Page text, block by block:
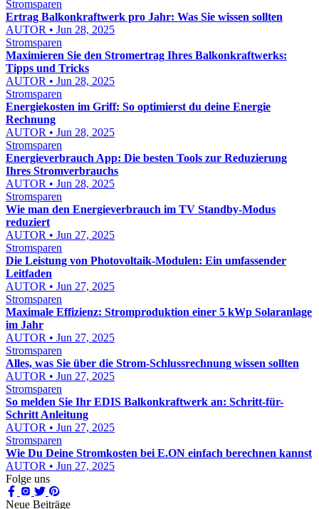
Stromsparen
Ertrag Balkonkraftwerk pro Jahr: Was Sie wissen sollten
AUTOR • Jun 28, 2025
Stromsparen
Maximieren Sie den Stromertrag Ihres Balkonkraftwerks:
Tipps und Tricks
AUTOR • Jun 28, 2025
Stromsparen
Energiekosten im Griff: So optimierst du deine Energie
Rechnung
AUTOR • Jun 28, 2025
Stromsparen
Energieverbrauch App: Die besten Tools zur Reduzierung
Ihres Stromverbrauchs
AUTOR • Jun 28, 2025
Stromsparen
Wie man den Energieverbrauch im TV Standby-Modus
reduziert
AUTOR • Jun 27, 2025
Stromsparen
Die Leistung von Photovoltaik-Modulen: Ein umfassender
Leitfaden
AUTOR • Jun 27, 2025
Stromsparen
Maximale Effizienz: Stromproduktion einer 5 kWp Solaranlage
im Jahr
AUTOR • Jun 27, 2025
Stromsparen
Alles, was Sie über die Strom-Schlussrechnung wissen sollten
AUTOR • Jun 27, 2025
Stromsparen
So melden Sie Ihr EDIS Balkonkraftwerk an: Schritt-für-
Schritt Anleitung
AUTOR • Jun 27, 2025
Stromsparen
Wie Du Deine Stromkosten bei E.ON einfach berechnen kannst
AUTOR • Jun 27, 2025
Folge uns
Neue Beiträge